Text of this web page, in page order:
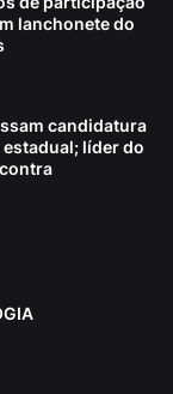
lanchonete do
candidatura
líder do